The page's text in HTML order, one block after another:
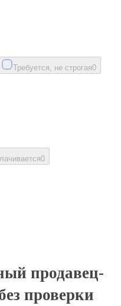
Требуется, не строгая0
0
продавец-
проверки